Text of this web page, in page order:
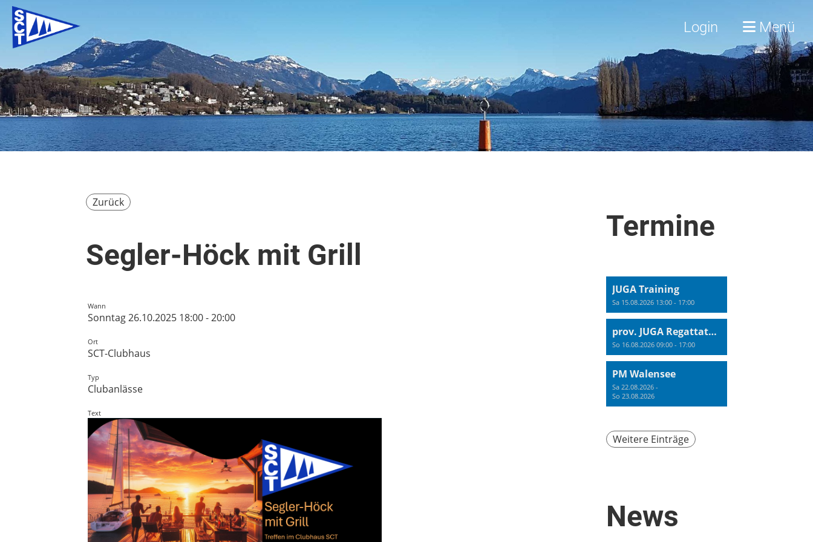
Login Menü
Zurück
Segler-Höck mit Grill
Wann
Sonntag 26.10.2025 18:00 - 20:00
Ort
SCT-Clubhaus
Typ
Clubanlässe
Text
Termine
JUGA Training
Sa 15.08.2026 13:00 - 17:00
prov. JUGA Regattatraining
So 16.08.2026 09:00 - 17:00
PM Walensee
Sa 22.08.2026 -
So 23.08.2026
Weitere Einträge
News